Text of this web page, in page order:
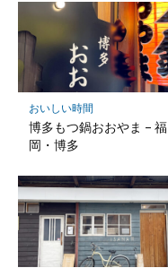
マ
ー
ク
に
保
存
おいしい時間
博多もつ鍋おおやま – 福
岡・博多